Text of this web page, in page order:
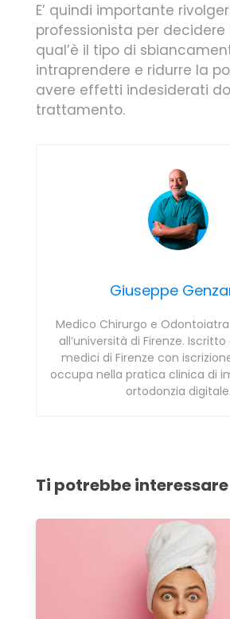
E’ quindi importante
professionista per decidere
qual’è il tipo di
intraprendere e ridurre la
avere effetti indesiderati
trattamento.
Giuseppe
Medico Chirurgo e
all’università di Firenze. Iscritto
medici di Firenze con
occupa nella pratica clinica di
ortodonzia digitale.
Ti potrebbe interessare